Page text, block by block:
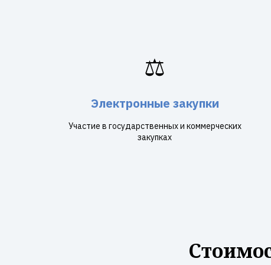
⚖️
Электронные закупки
Участие в государственных и коммерческих
закупках